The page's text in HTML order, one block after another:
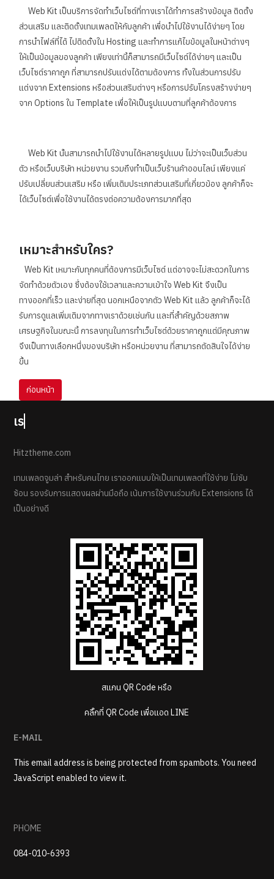
Web Kit เป็นบริการจัดทำเว็บไซต์ที่ทางเราได้ทำการสร้างข้อมูล ติดตั้ง
ส่วนเสริม และติดตั้งเทมเพลตให้กับลูกค้า เพื่อนำไปใช้งานได้ง่ายๆ โดย
การนำไฟล์ที่ได้ ไปติดตั้งใน Hosting และทำการแก้ไขข้อมูลในหน้าต่างๆ
ให้เป็นข้อมูลของลูกค้า เพียงเท่านี้ก็สามารถมีเว็บไซต์ได้ง่ายๆ และเป็น
เว็บไซต์ราคาถูก ที่สามารถปรับแต่งได้ตามต้องการ ทั้งในส่วนการปรับ
แต่งจาก Extensions หรือส่วนเสริมต่างๆ หรือการปรับโครงสร้างง่ายๆ
จาก Options ใน Template เพื่อให้เป็นรูปแบบตามที่ลูกค้าต้องการ
Web Kit นั้นสามารถนำไปใช้งานได้หลายรูปแบบ ไม่ว่าจะเป็นเว็บส่วน
ตัว หรือเว็บบริษัท หน่วยงาน รวมถึงทำเป็นเว็บร้านค้าออนไลน์ เพียงแค่
ปรับเปลี่ยนส่วนเสริม หรือ เพิ่มเติมประเภทส่วนเสริมที่เกี่ยวข้อง ลูกค้าก็จะ
ได้เว็บไซต์เพื่อใช้งานได้ตรงต่อความต้องการมากที่สุด
เหมาะสำหรับใคร?
Web Kit เหมาะกับทุกคนที่ต้องการมีเว็บไซต์ แต่อาจจะไม่สะดวกในการ
จัดทำด้วยตัวเอง ซึ่งต้องใช้เวลาและความเข้าใจ Web Kit จึงเป็น
ทางออกที่เร็ว และง่ายที่สุด นอกเหนือจากตัว Web Kit แล้ว ลูกค้าก็จะได้
รับการดูแลเพิ่มเติมจากทางเราด้วยเช่นกัน และที่สำคัญด้วยสภาพ
เศรษฐกิจในขณะนี้ การลงทุนในการทำเว็บไซต์ด้วยราคาถูกแต่มีคุณภาพ
จึงเป็นทางเลือกหนึ่งของบริษัท หรือหน่วยงาน ที่สามารถตัดสินใจได้ง่าย
ขึ้น
เนื้อหาก่อนหน้า: 2.แนะนำ Download ไฟล์ webkit
ก่อนหน้า
เราค
Hitztheme.com
เทมเพลตจูมล่า สำหรับคนไทย เราออกแบบให้เป็นเทมเพลตที่ใช้ง่าย ไม่ซับ
ซ้อน รองรับการแสดงผลผ่านมือถือ เน้นการใช้งานร่วมกับ Extensions ได้
เป็นอย่างดี
สแกน QR Code หรือ
คลิ๊กที่ QR Code เพื่อแอด LINE
E-MAIL
This email address is being protected from spambots. You need
JavaScript enabled to view it.
PHOME
084-010-6393